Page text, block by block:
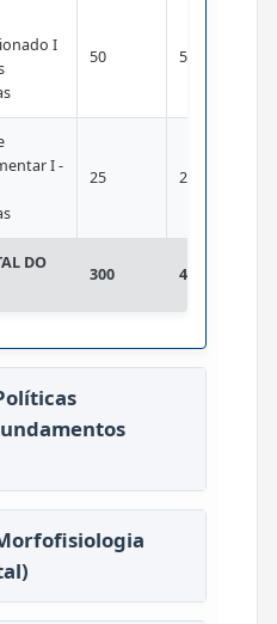
I
50 50
I -
25 25
DO
300 490